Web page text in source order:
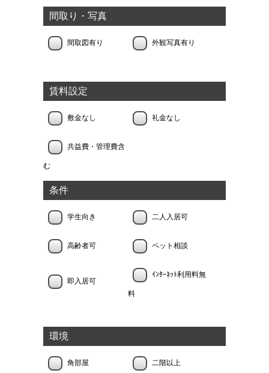
間取り・写真
間取図有り 外観写真有り
賃料設定
敷金なし 礼金なし
共益費・管理費含
む
条件
学生向き 二人入居可
高齢者可 ペット相談
即入居可
ｲﾝﾀｰﾈｯﾄ利用料無
料
環境
角部屋 二階以上